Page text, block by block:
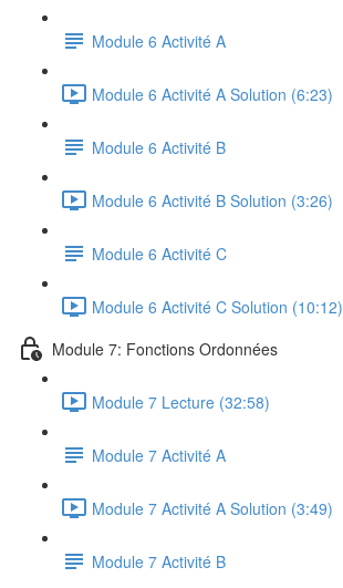
Module 6 Activité A
Module 6 Activité A Solution (6:23)
Module 6 Activité B
Module 6 Activité B Solution (3:26)
Module 6 Activité C
Module 6 Activité C Solution (10:12)
Module 7: Fonctions Ordonnées
Module 7 Lecture (32:58)
Module 7 Activité A
Module 7 Activité A Solution (3:49)
Module 7 Activité B